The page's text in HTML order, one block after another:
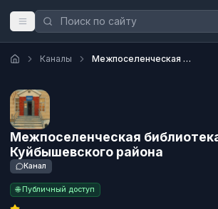
Каналы Межпоселенческая библиотека Куйбышевского района
Межпоселенческая
Куйбышевского района
Канал
🌐 Публичный доступ